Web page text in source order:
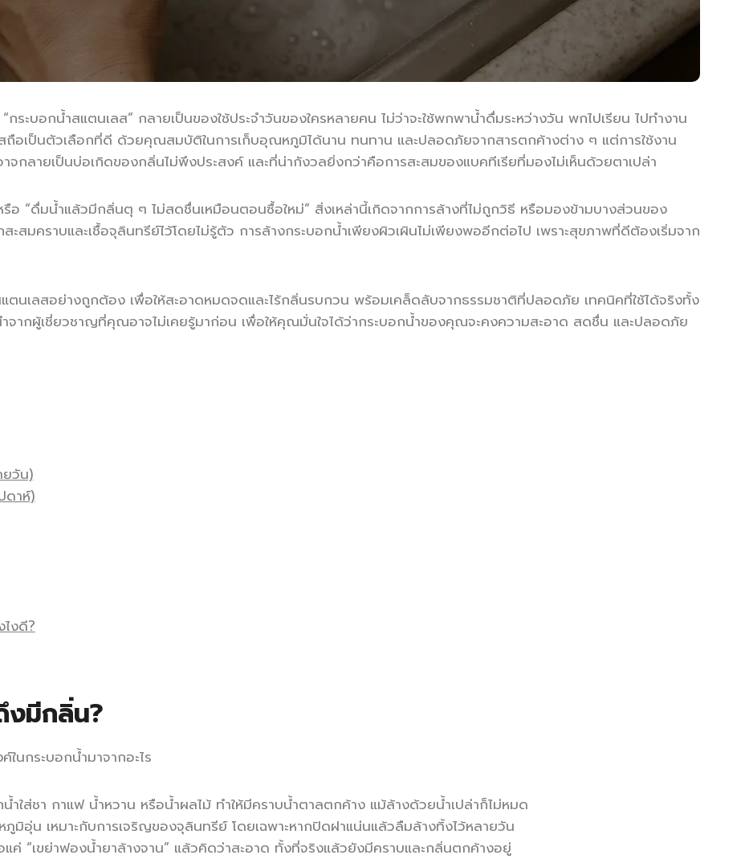
ะบอกน้ำสแตนเลส” กลายเป็นของใช้ประจำวันของใครหลายคน ไม่ว่าจะใช้พกพาน้ำดื่มระหว่างวัน พกไปเรียน ไปทำงาน
ถือเป็นตัวเลือกที่ดี ด้วยคุณสมบัติในการเก็บอุณหภูมิได้นาน ทนทาน และปลอดภัยจากสารตกค้างต่าง ๆ แต่การใช้งาน
าจกลายเป็นบ่อเกิดของกลิ่นไม่พึงประสงค์ และที่น่ากังวลยิ่งกว่าคือการสะสมของแบคทีเรียที่มองไม่เห็นด้วยตาเปล่า
“ดื่มน้ำแล้วมีกลิ่นตุ ๆ ไม่สดชื่นเหมือนตอนซื้อใหม่” สิ่งเหล่านี้เกิดจากการล้างที่ไม่ถูกวิธี หรือมองข้ามบางส่วนของ
สมคราบและเชื้อจุลินทรีย์ไว้โดยไม่รู้ตัว การล้างกระบอกน้ำเพียงผิวเผินไม่เพียงพออีกต่อไป เพราะสุขภาพที่ดีต้องเริ่มจาก
ตนเลสอย่างถูกต้อง เพื่อให้สะอาดหมดจดและไร้กลิ่นรบกวน พร้อมเคล็ดลับจากธรรมชาติที่ปลอดภัย เทคนิคที่ใช้ได้จริงทั้ง
ำจากผู้เชี่ยวชาญที่คุณอาจไม่เคยรู้มาก่อน เพื่อให้คุณมั่นใจได้ว่ากระบอกน้ำของคุณจะคงความสะอาด สดชื่น และปลอดภัย
ยวัน)
ดาห์)
งดี?
งมีกลิ่น?
ในกระบอกน้ำมาจากอะไร
ำใส่ชา กาแฟ น้ำหวาน หรือน้ำผลไม้ ทำให้มีคราบน้ำตาลตกค้าง แม้ล้างด้วยน้ำเปล่าก็ไม่หมด
มิอุ่น เหมาะกับการเจริญของจุลินทรีย์ โดยเฉพาะหากปิดฝาแน่นแล้วลืมล้างทิ้งไว้หลายวัน
แค่ “เขย่าฟองน้ำยาล้างจาน” แล้วคิดว่าสะอาด ทั้งที่จริงแล้วยังมีคราบและกลิ่นตกค้างอยู่